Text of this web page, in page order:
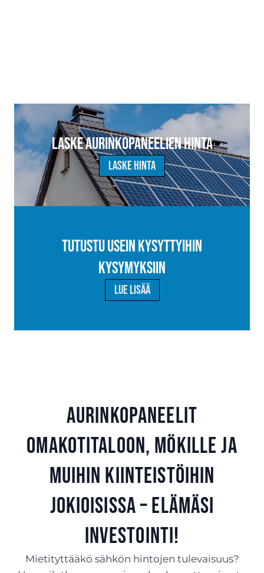
Laske aurinkopaneelien hinta
Laske hinta
Tutustu usein kysyttyihin
kysymyksiin
Lue lisää
Aurinkopaneelit
omakotitaloon, mökille ja
muihin kiinteistöihin
Jokioisissa – Elämäsi
investointi!
Mietityttääkö sähkön hintojen tulevaisuus?